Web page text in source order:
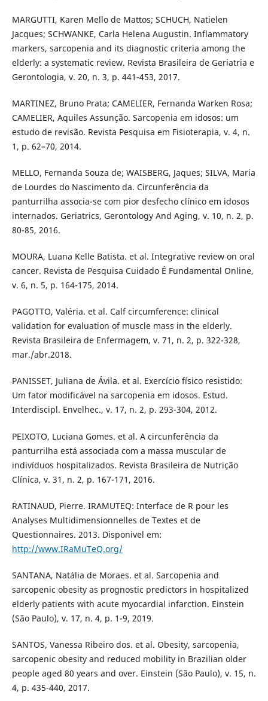
MARGUTTI, Karen Mello de Mattos; SCHUCH, Natielen
Jacques; SCHWANKE, Carla Helena Augustin. Inflammatory
markers, sarcopenia and its diagnostic criteria among the
elderly: a systematic review. Revista Brasileira de Geriatria e
Gerontologia, v. 20, n. 3, p. 441-453, 2017.
MARTINEZ, Bruno Prata; CAMELIER, Fernanda Warken Rosa;
CAMELIER, Aquiles Assunção. Sarcopenia em idosos: um
estudo de revisão. Revista Pesquisa em Fisioterapia, v. 4, n.
1, p. 62–70, 2014.
MELLO, Fernanda Souza de; WAISBERG, Jaques; SILVA, Maria
de Lourdes do Nascimento da. Circunferência da
panturrilha associa-se com pior desfecho clínico em idosos
internados. Geriatrics, Gerontology And Aging, v. 10, n. 2, p.
80-85, 2016.
MOURA, Luana Kelle Batista. et al. Integrative review on oral
cancer. Revista de Pesquisa Cuidado É Fundamental Online,
v. 6, n. 5, p. 164-175, 2014.
PAGOTTO, Valéria. et al. Calf circumference: clinical
validation for evaluation of muscle mass in the elderly.
Revista Brasileira de Enfermagem, v. 71, n. 2, p. 322-328,
mar./abr.2018.
PANISSET, Juliana de Ávila. et al. Exercício físico resistido:
Um fator modificável na sarcopenia em idosos. Estud.
Interdiscipl. Envelhec., v. 17, n. 2, p. 293-304, 2012.
PEIXOTO, Luciana Gomes. et al. A circunferência da
panturrilha está associada com a massa muscular de
indivíduos hospitalizados. Revista Brasileira de Nutrição
Clínica, v. 31, n. 2, p. 167-171, 2016.
RATINAUD, Pierre. IRAMUTEQ: Interface de R pour les
Analyses Multidimensionnelles de Textes et de
Questionnaires. 2013. Disponivel em:
http://www.IRaMuTeQ.org/
SANTANA, Natália de Moraes. et al. Sarcopenia and
sarcopenic obesity as prognostic predictors in hospitalized
elderly patients with acute myocardial infarction. Einstein
(São Paulo), v. 17, n. 4, p. 1-9, 2019.
SANTOS, Vanessa Ribeiro dos. et al. Obesity, sarcopenia,
sarcopenic obesity and reduced mobility in Brazilian older
people aged 80 years and over. Einstein (São Paulo), v. 15, n.
4, p. 435-440, 2017.